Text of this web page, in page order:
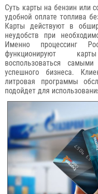
Суть карты на бензин или
удобной оплате топлива
Карты действуют в
неудобств при
Именно процессинг
функционируют
воспользоваться
успешного бизнеса.
литровая программы
подойдет для